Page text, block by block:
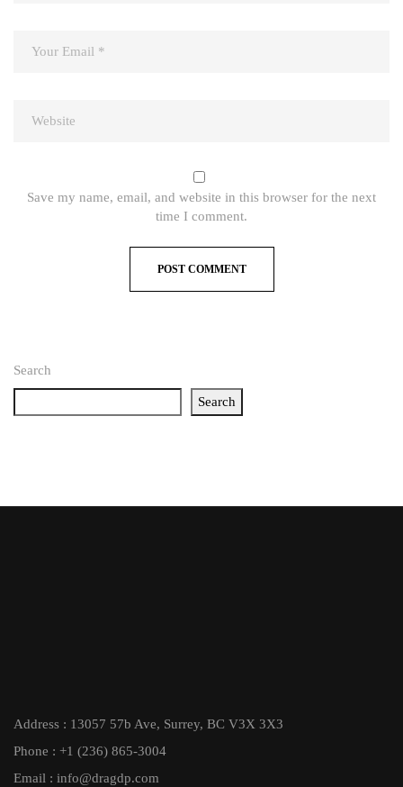
Search
Search
Save my name, email, and website in this browser for the next
time I comment.
Address : 13057 57b Ave, Surrey, BC V3X 3X3
Phone : +1 (236) 865-3004
Email : info@dragdp.com